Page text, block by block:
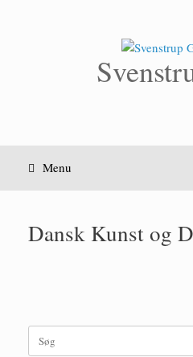
Menu
Dansk Kunst og
Søg
efter: